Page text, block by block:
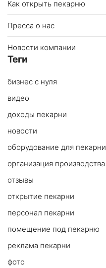
Как открыть пекарню
Пресса о нас
Новости компании
Теги
бизнес с нуля
видео
доходы пекарни
новости
оборудование для пекарни
организация производства
отзывы
открытие пекарни
персонал пекарни
помещение под пекарню
реклама пекарни
фото